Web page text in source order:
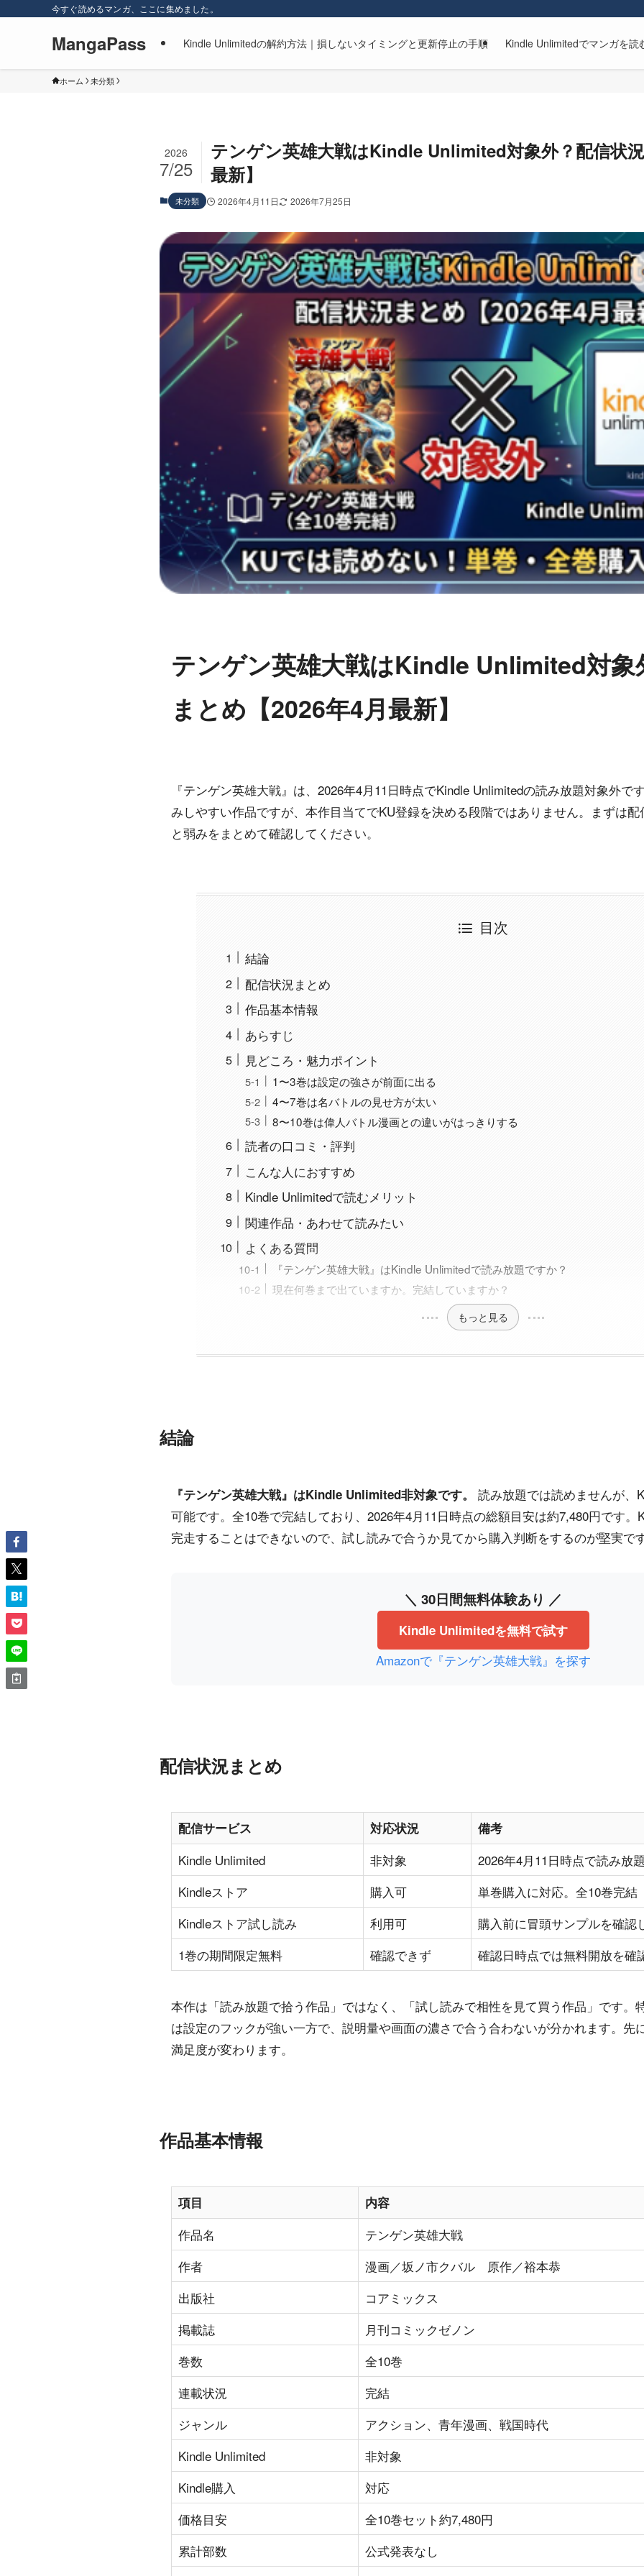
今すぐ読めるマンガ、ここに集めました。
MangaPass Kindle Unlimitedの解約方法｜損しないタイミングと更新停止の手順 Kindle Unlimitedでマンガを
ホーム 未分類
テンゲン英雄大戦はKindle Unlimited対象外？配信状
最新】
2026
7/25
未分類 2026年4月11日 2026年7月25日
テンゲン英雄大戦はKindle Unlimited対象
まとめ【2026年4月最新】
『テンゲン英雄大戦』は、2026年4月11日時点でKindle Unlimitedの読み放題対象外で
みしやすい作品ですが、本作目当てでKU登録を決める段階ではありません。まずは
と弱みをまとめて確認してください。
目次
結論
配信状況まとめ
作品基本情報
あらすじ
見どころ・魅力ポイント
1〜3巻は設定の強さが前面に出る
4〜7巻は名バトルの見せ方が太い
8〜10巻は偉人バトル漫画との違いがはっきりする
読者の口コミ・評判
こんな人におすすめ
Kindle Unlimitedで読むメリット
関連作品・あわせて読みたい
よくある質問
『テンゲン英雄大戦』はKindle Unlimitedで読み放題ですか？
現在何巻まで出ていますか。完結していますか？
もっと見る
結論
『テンゲン英雄大戦』はKindle Unlimited非対象です。
読み放題では読めませんが、
可能です。全10巻で完結しており、2026年4月11日時点の総額目安は約7,480円です
完走することはできないので、試し読みで合うか見てから購入判断をするのが堅実です
＼ 30日間無料体験あり ／
Kindle Unlimitedを無料で試す
Amazonで『テンゲン英雄大戦』を探す
配信状況まとめ
配信サービス 対応状況 備考
Kindle Unlimited 非対象
2026年4月11日時点で読み放
Kindleストア
購入可
単巻購入に対応。全10巻完結
Kindleストア試し読み
利用可
購入前に冒頭サンプルを確認
1巻の期間限定無料
確認できず 確認日時点では無料開放を確
本作は「読み放題で拾う作品」ではなく、「試し読みで相性を見て買う作品」です。
は設定のフックが強い一方で、説明量や画面の濃さで合う合わないが分かれます。先
満足度が変わります。
作品基本情報
項目 内容
作品名
テンゲン英雄大戦
作者
漫画／坂ノ市クバル 原作／裕本恭
出版社
コアミックス
掲載誌
月刊コミックゼノン
巻数
全10巻
連載状況
完結
ジャンル
アクション、青年漫画、戦国時代
Kindle Unlimited
非対象
Kindle購入
対応
価格目安
全10巻セット約7,480円
累計部数
公式発表なし